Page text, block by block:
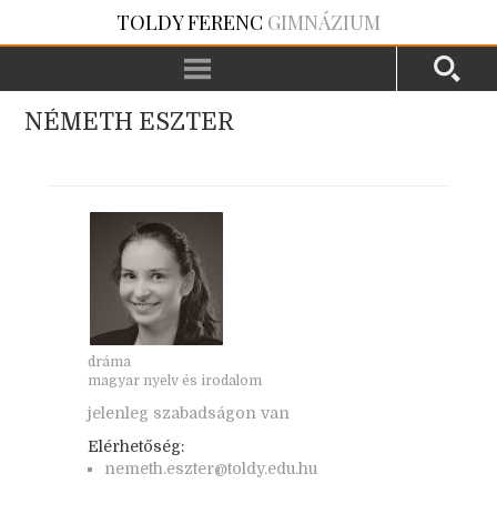
TOLDY FERENC GIMNÁZIUM
NÉMETH ESZTER
dráma
magyar nyelv és irodalom
jelenleg szabadságon van
Elérhetőség:
nemeth.eszter@toldy.edu.hu